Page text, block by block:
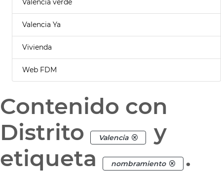
Valencia Ya
Vivienda
Web FDM
Contenido con
Distrito
Valencia
y
etiqueta
nombramiento .